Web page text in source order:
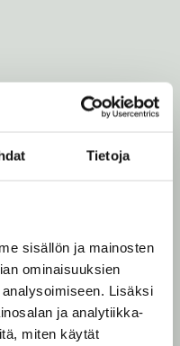
Tietoja
sisällön ja mainosten
ominaisuuksien
Lisäksi
ja analytiikka-
miten käytät